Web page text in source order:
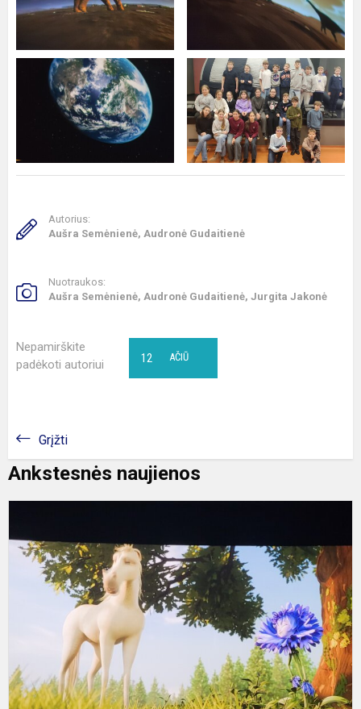
Autorius:
Aušra Semėnienė, Audronė Gudaitienė
Nuotraukos:
Aušra Semėnienė, Audronė Gudaitienė, Jurgita Jakonė
Nepamirškite
padėkoti autoriui
AČIŪ
12
Grįžti
Ankstesnės naujienos